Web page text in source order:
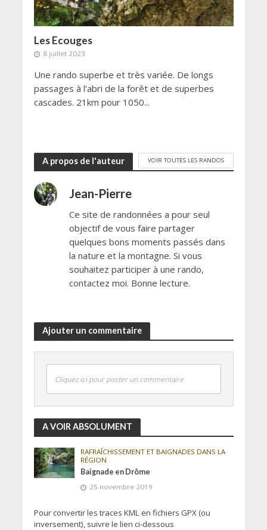
Les Ecouges
8 juillet 2023
Une rando superbe et très variée. De longs
passages à l’abri de la forêt et de superbes
cascades. 21km pour 1050...
A propos de l'auteur VOIR TOUTES LES RANDOS
Jean-Pierre
Ce site de randonnées a pour seul
objectif de vous faire partager
quelques bons moments passés dans
la nature et la montagne. Si vous
souhaitez participer à une rando,
contactez moi. Bonne lecture.
Ajouter un commentaire
Cliquez ici pour poster un commentaire
A VOIR ABSOLUMENT
RAFRAÎCHISSEMENT ET BAIGNADES DANS LA
RÉGION
Baignade en Drôme
25 novembre 2019
Pour convertir les traces KML en fichiers GPX (ou
inversement), suivre le lien ci-dessous